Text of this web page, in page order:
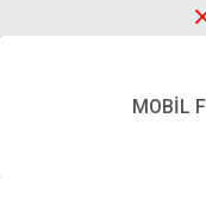
MOBİL